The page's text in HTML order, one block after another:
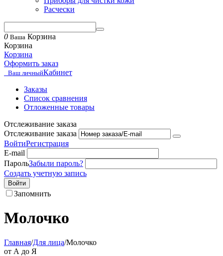
Расчески
0 Ваша Корзина
Корзина
Корзина
Оформить заказ
Ваш личныйКабинет
Заказы
Список сравнения
Отложенные товары
Отслеживание заказа
Отслеживание заказа
ВойтиРегистрация
E-mail
ПарольЗабыли пароль?
Создать учетную запись
Войти
Запомнить
Молочко
Главная/Для лица/Молочко
от А до Я